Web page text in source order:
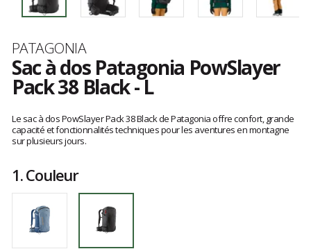
Marque
PATAGONIA
Sac à dos Patagonia PowSlayer
Pack 38 Black - L
BLK-
L
L
avis
clients
Le sac à dos PowSlayer Pack 38 Black de Patagonia offre confort, grande
capacité et fonctionnalités techniques pour les aventures en montagne
sur plusieurs jours.
1.Couleur